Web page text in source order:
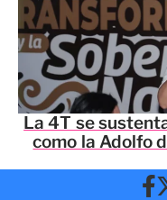
La 4T se
como la Adolfo